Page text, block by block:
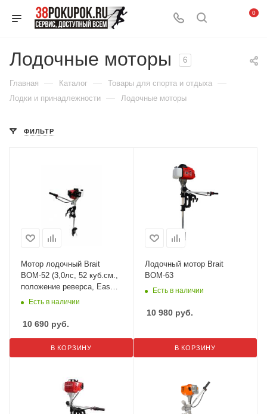
0
Лодочные моторы 6
Главная — Каталог — Товары для спорта и отдыха —
Лодки и принадлежности — Лодочные моторы
ФИЛЬТР
Мотор лодочный Brait
ВОМ-52 (3,0лс, 52 куб.см.,
положение реверса, Easy-
start)
Есть в наличии
10 690 руб.
В КОРЗИНУ
Лодочный мотор Brait
ВОМ-63
Есть в наличии
10 980 руб.
В КОРЗИНУ